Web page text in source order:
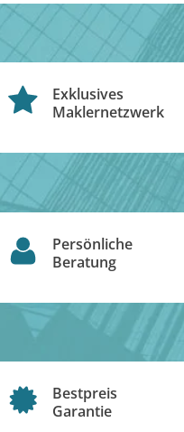
Exklusives
Maklernetzwerk
Persönliche
Beratung
Bestpreis
Garantie